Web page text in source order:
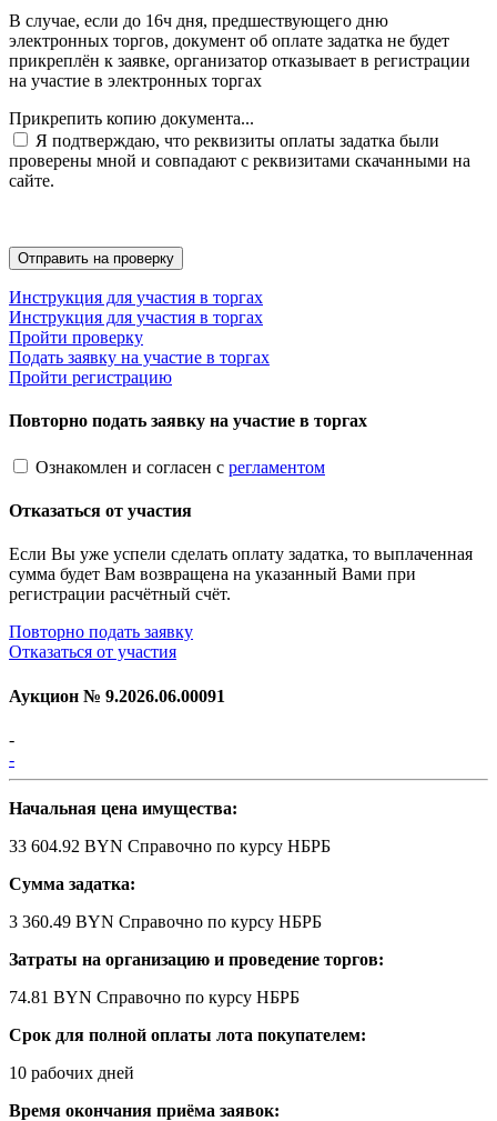
В случае, если до 16ч дня, предшествующего дню
электронных торгов, документ об оплате задатка не будет
прикреплён к заявке, организатор отказывает в регистрации
на участие в электронных торгах
Прикрепить копию документа...
Я подтверждаю, что реквизиты оплаты задатка были
проверены мной и совпадают с реквизитами скачанными на
сайте.
Инструкция для участия в торгах
Инструкция для участия в торгах
Пройти проверку
Подать заявку на участие в торгах
Пройти регистрацию
Повторно подать заявку на участие в торгах
Ознакомлен и согласен с регламентом
Отказаться от участия
Если Вы уже успели сделать оплату задатка, то выплаченная
сумма будет Вам возвращена на указанный Вами при
регистрации расчётный счёт.
Повторно подать заявку
Отказаться от участия
Аукцион № 9.2026.06.00091
-
-
Начальная цена имущества:
33 604.92 BYN Справочно по курсу НБРБ
Сумма задатка:
3 360.49 BYN Справочно по курсу НБРБ
Затраты на организацию и проведение торгов:
74.81 BYN Справочно по курсу НБРБ
Срок для полной оплаты лота покупателем:
10 рабочих дней
Время окончания приёма заявок: